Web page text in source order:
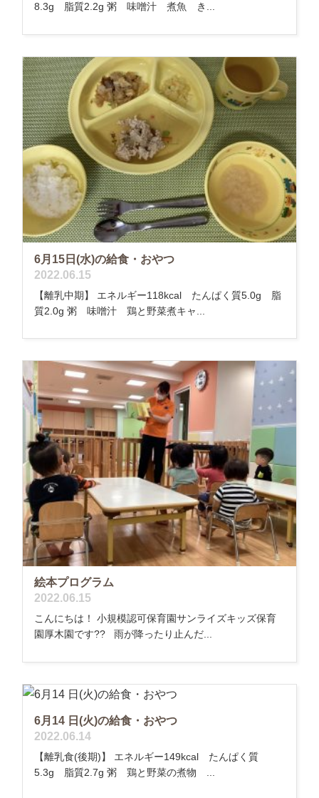
8.3g 脂質2.2g 粥 味噌汁 煮魚 き...
6月15日(水)の給食・おやつ
2022.06.15
【離乳中期】 エネルギー118kcal たんぱく質5.0g 脂
質2.0g 粥 味噌汁 鶏と野菜煮キャ...
絵本プログラム
2022.06.15
こんにちは！ 小規模認可保育園サンライズキッズ保育
園厚木園です?? 雨が降ったり止んだ...
6月14 日(火)の給食・おやつ
2022.06.14
【離乳食(後期)】 エネルギー149kcal たんぱく質
5.3g 脂質2.7g 粥 鶏と野菜の煮物 ...